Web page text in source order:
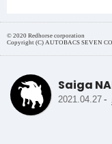
© 2020 Redhorse corporation
Copyright (C) AUTOBACS SEVEN
Saiga
2021.04.27 -